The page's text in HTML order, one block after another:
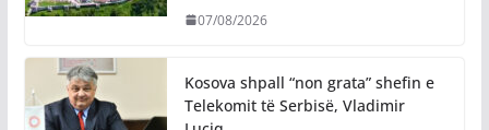
07/08/2026
Kosova shpall “non grata” shefin e
Telekomit të Serbisë, Vladimir